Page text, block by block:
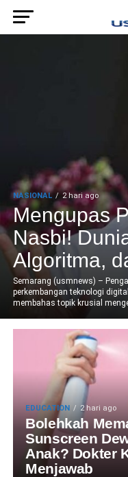
NASIONAL 2 hari ago
Mengupas
Nasbi!
Algoritma,
Semarang (usmnews) –
perkembangan teknologi
membahas topik krusial
EDUCATION 2 hari ago
Bolehkah
Sunscreen
Anak? Dokter
Menjawab